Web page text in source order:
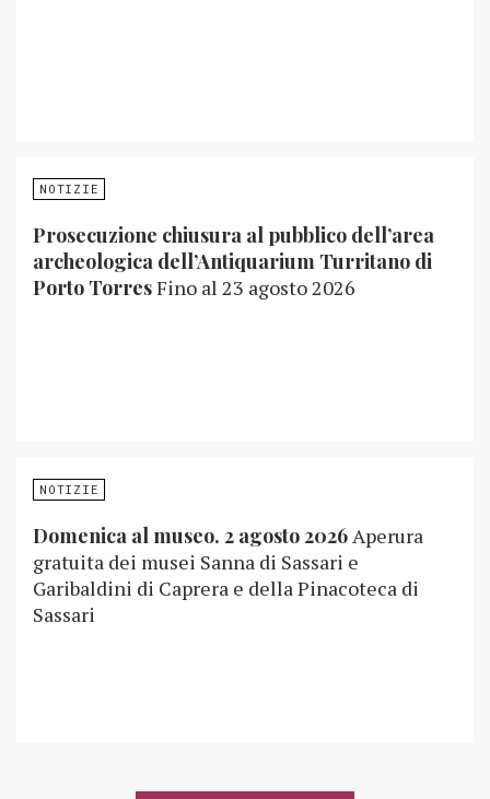
NOTIZIE
Prosecuzione chiusura al pubblico dell’area
archeologica dell’Antiquarium Turritano di
Porto TorresFino al 23 agosto 2026
NOTIZIE
Domenica al museo. 2 agosto 2026Aperura
gratuita dei musei Sanna di Sassari e
Garibaldini di Caprera e della Pinacoteca di
Sassari